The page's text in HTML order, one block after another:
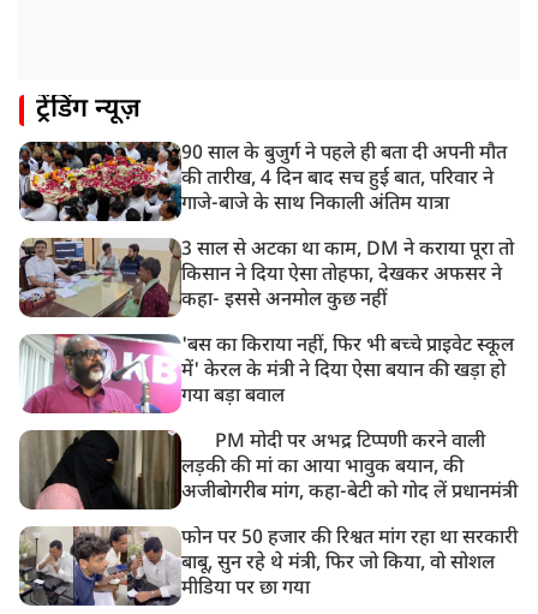
ट्रेंडिंग न्यूज़
90 साल के बुजुर्ग ने पहले ही बता दी अपनी मौत
की तारीख, 4 दिन बाद सच हुई बात, परिवार ने
गाजे-बाजे के साथ निकाली अंतिम यात्रा
3 साल से अटका था काम, DM ने कराया पूरा तो
किसान ने दिया ऐसा तोहफा, देखकर अफसर ने
कहा- इससे अनमोल कुछ नहीं
'बस का किराया नहीं, फिर भी बच्चे प्राइवेट स्कूल
में' केरल के मंत्री ने दिया ऐसा बयान की खड़ा हो
गया बड़ा बवाल
PM मोदी पर अभद्र टिप्पणी करने वाली
लड़की की मां का आया भावुक बयान, की
अजीबोगरीब मांग, कहा-बेटी को गोद लें प्रधानमंत्री
फोन पर 50 हजार की रिश्वत मांग रहा था सरकारी
बाबू, सुन रहे थे मंत्री, फिर जो किया, वो सोशल
मीडिया पर छा गया